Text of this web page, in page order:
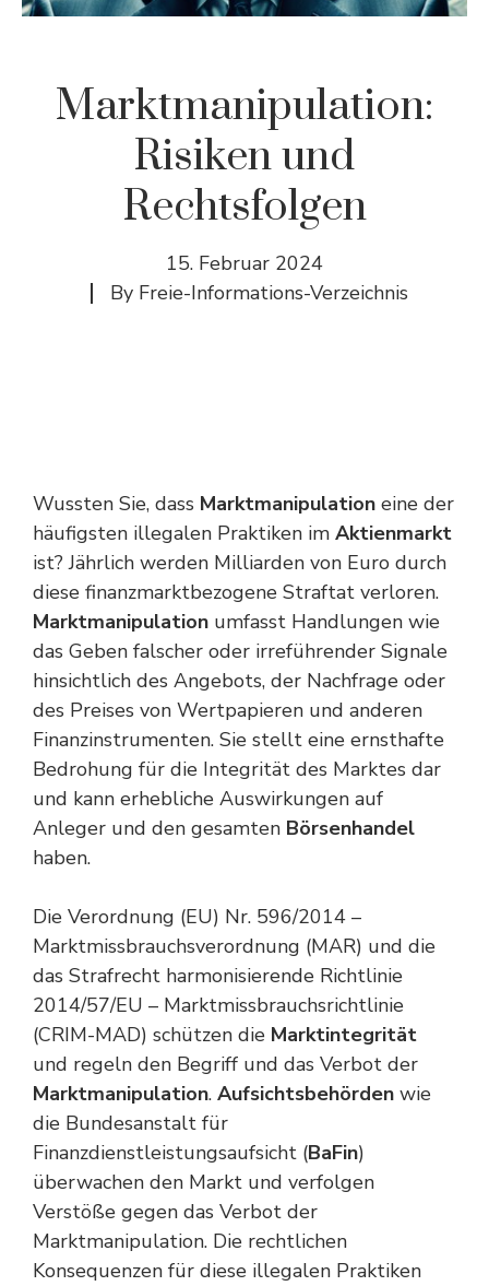
Marktmanipulation:
Risiken und
Rechtsfolgen
15. Februar 2024
By Freie-Informations-Verzeichnis
Wussten Sie, dass Marktmanipulation eine der
häufigsten illegalen Praktiken im Aktienmarkt
ist? Jährlich werden Milliarden von Euro durch
diese finanzmarktbezogene Straftat verloren.
Marktmanipulation umfasst Handlungen wie
das Geben falscher oder irreführender Signale
hinsichtlich des Angebots, der Nachfrage oder
des Preises von Wertpapieren und anderen
Finanzinstrumenten. Sie stellt eine ernsthafte
Bedrohung für die Integrität des Marktes dar
und kann erhebliche Auswirkungen auf
Anleger und den gesamten Börsenhandel
haben.
Die Verordnung (EU) Nr. 596/2014 –
Marktmissbrauchsverordnung (MAR) und die
das Strafrecht harmonisierende Richtlinie
2014/57/EU – Marktmissbrauchsrichtlinie
(CRIM-MAD) schützen die Marktintegrität
und regeln den Begriff und das Verbot der
Marktmanipulation. Aufsichtsbehörden wie
die Bundesanstalt für
Finanzdienstleistungsaufsicht (BaFin)
überwachen den Markt und verfolgen
Verstöße gegen das Verbot der
Marktmanipulation. Die rechtlichen
Konsequenzen für diese illegalen Praktiken